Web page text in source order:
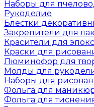
Наборы для
Рукоделие
Блестки
Закрепители для
Красители для
Краски для
Люминофор для
Молды для
Наборы для
Фольга для
Фольга для